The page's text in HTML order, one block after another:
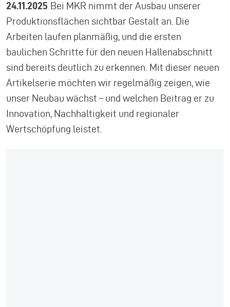
24.11.2025 Bei MKR nimmt der Ausbau unserer
Produktionsflächen sichtbar Gestalt an. Die
Arbeiten laufen planmäßig, und die ersten
baulichen Schritte für den neuen Hallenabschnitt
sind bereits deutlich zu erkennen. Mit dieser neuen
Artikelserie möchten wir regelmäßig zeigen, wie
unser Neubau wächst – und welchen Beitrag er zu
Innovation, Nachhaltigkeit und regionaler
Wertschöpfung leistet.